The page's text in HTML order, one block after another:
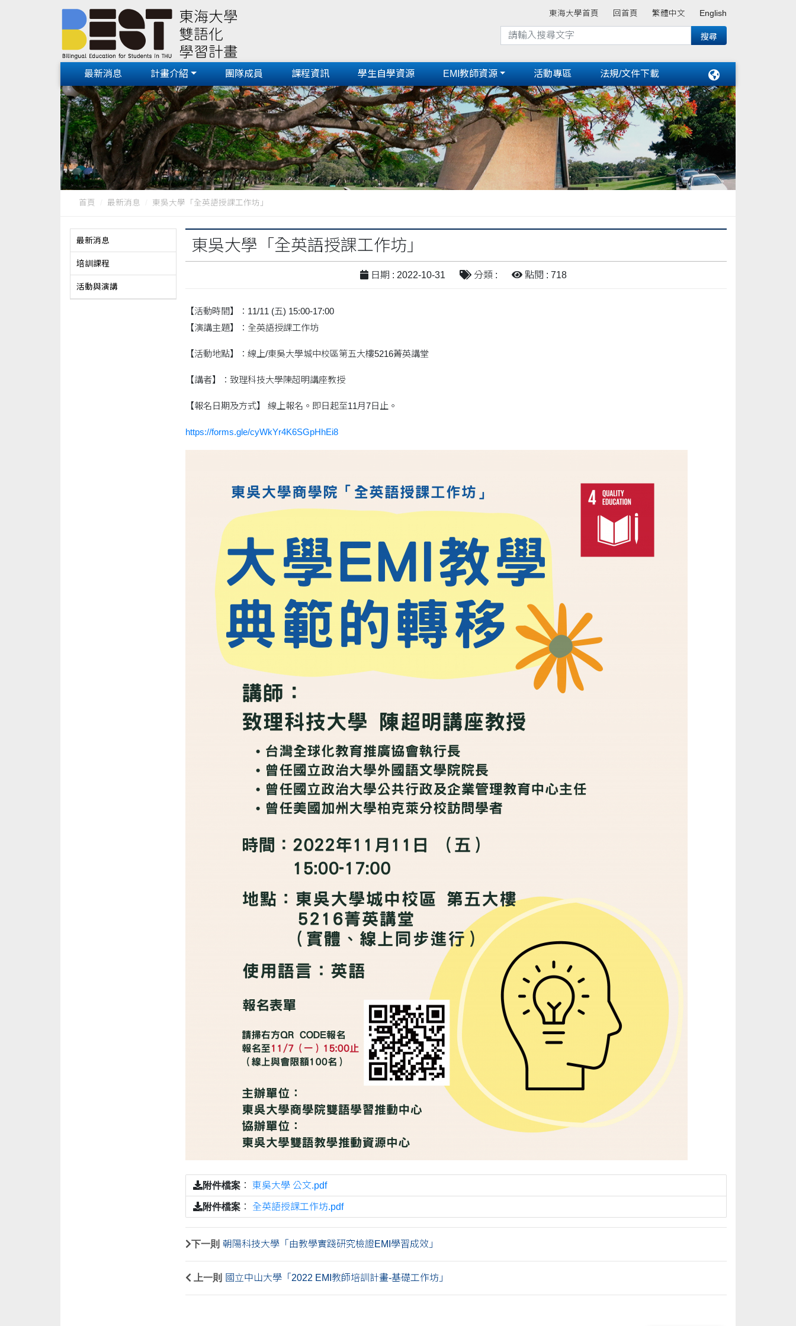
東海大學首頁 回首頁 繁體中文 English
最新消息 計畫介紹 團隊成員 課程資訊 學生自學資源 EMI教師資源 活動專區 法規/文件下載
首頁 最新消息 東吳大學「全英語授課工作坊」
最新消息
培訓課程
活動與演講
東吳大學「全英語授課工作坊」
日期 : 2022-10-31 分類 : 點閱 : 718
【活動時間】：11/11 (五) 15:00-17:00
【演講主題】：全英語授課工作坊
【活動地點】：線上/東吳大學城中校區第五大樓5216菁英講堂
【講者】：致理科技大學陳超明講座教授
【報名日期及方式】 線上報名。即日起至11月7日止。
https://forms.gle/cyWkYr4K6SGpHhEi8
附件檔案 ： 東吳大學 公文.pdf
附件檔案 ： 全英語授課工作坊.pdf
下一則 朝陽科技大學「由教學實踐研究檢證EMI學習成效」
上一則 國立中山大學「2022 EMI教師培訓計畫-基礎工作坊」